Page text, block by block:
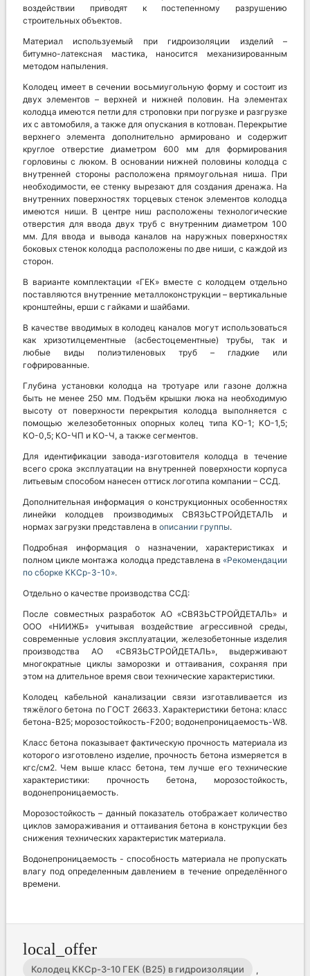
воздействии приводят к постепенному разрушению
строительных объектов.
Материал используемый при гидроизоляции изделий –
битумно-латексная мастика, наносится механизированным
методом напыления.
Колодец имеет в сечении восьмиугольную форму и состоит из
двух элементов – верхней и нижней половин. На элементах
колодца имеются петли для строповки при погрузке и разгрузке
их с автомобиля, а также для опускания в котлован. Перекрытие
верхнего элемента дополнительно армировано и содержит
круглое отверстие диаметром 600 мм для формирования
горловины с люком. В основании нижней половины колодца с
внутренней стороны расположена прямоугольная ниша. При
необходимости, ее стенку вырезают для создания дренажа. На
внутренних поверхностях торцевых стенок элементов колодца
имеются ниши. В центре ниш расположены технологические
отверстия для ввода двух труб с внутренним диаметром 100
мм. Для ввода и вывода каналов на наружных поверхностях
боковых стенок колодца расположены по две ниши, с каждой из
сторон.
В варианте комплектации «ГЕК» вместе с колодцем отдельно
поставляются внутренние металлоконструкции – вертикальные
кронштейны, ерши с гайками и шайбами.
В качестве вводимых в колодец каналов могут использоваться
как хризотилцементные (асбестоцементные) трубы, так и
любые виды полиэтиленовых труб – гладкие или
гофрированные.
Глубина установки колодца на тротуаре или газоне должна
быть не менее 250 мм. Подъём крышки люка на необходимую
высоту от поверхности перекрытия колодца выполняется с
помощью железобетонных опорных колец типа КО-1; КО-1,5;
КО-0,5; КО-ЧП и КО-Ч, а также сегментов.
Для идентификации завода-изготовителя колодца в течение
всего срока эксплуатации на внутренней поверхности корпуса
литьевым способом нанесен оттиск логотипа компании – ССД.
Дополнительная информация о конструкционных особенностях
линейки колодцев производимых СВЯЗЬСТРОЙДЕТАЛЬ и
нормах загрузки представлена в описании группы.
Подробная информация о назначении, характеристиках и
полном цикле монтажа колодца представлена в «Рекомендации
по сборке ККСр-3-10».
Отдельно о качестве производства ССД:
После совместных разработок АО «СВЯЗЬСТРОЙДЕТАЛЬ» и
ООО «НИИЖБ» учитывая воздействие агрессивной среды,
современные условия эксплуатации, железобетонные изделия
производства АО «СВЯЗЬСТРОЙДЕТАЛЬ», выдерживают
многократные циклы заморозки и оттаивания, сохраняя при
этом на длительное время свои технические характеристики.
Колодец кабельной канализации связи изготавливается из
тяжёлого бетона по ГОСТ 26633. Характеристики бетона: класс
бетона-В25; морозостойкость-F200; водонепроницаемость-W8.
Класс бетона показывает фактическую прочность материала из
которого изготовлено изделие, прочность бетона измеряется в
кгс/см2. Чем выше класс бетона, тем лучше его технические
характеристики: прочность бетона, морозостойкость,
водонепроницаемость.
Морозостойкость – данный показатель отображает количество
циклов замораживания и оттаивания бетона в конструкции без
снижения технических характеристик материала.
Водонепроницаемость - способность материала не пропускать
влагу под определенным давлением в течение определённого
времени.
local_offer
Колодец ККСр-3-10 ГЕК (B25) в гидроизоляции ,